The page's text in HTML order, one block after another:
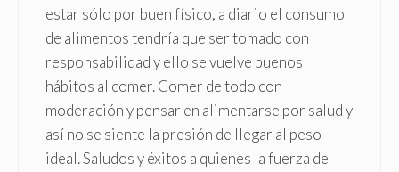
estar sólo por buen físico, a diario el consumo
de alimentos tendría que ser tomado con
responsabilidad y ello se vuelve buenos
hábitos al comer. Comer de todo con
moderación y pensar en alimentarse por salud y
así no se siente la presión de llegar al peso
ideal. Saludos y éxitos a quienes la fuerza de